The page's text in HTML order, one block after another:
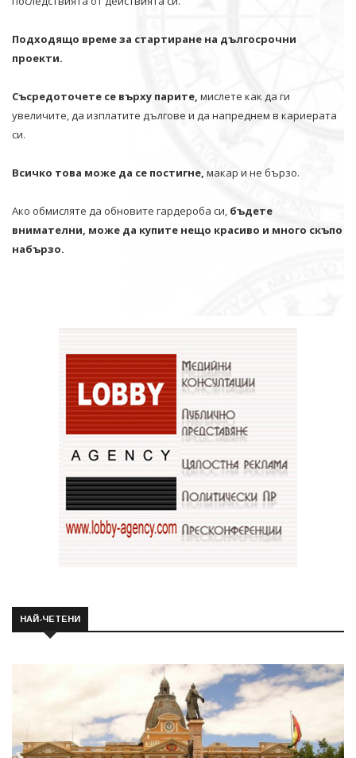
Подходящо време за стартиране на дългосрочни
проекти.
Съсредоточете се върху парите, мислете как да ги
увеличите, да изплатите дългове и да напреднем в кариерата
си.
Всичко това може да се постигне, макар и не бързо.
Ако обмисляте да обновите гардероба си, бъдете
внимателни, може да купите нещо красиво и много скъпо
набързо.
НАЙ-ЧЕТЕНИ